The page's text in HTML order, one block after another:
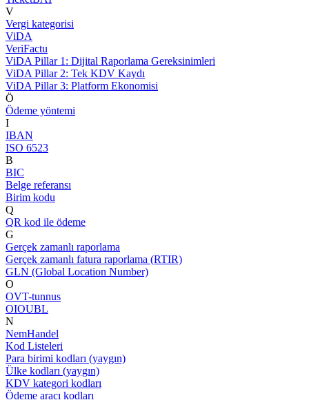
V
Vergi kategorisi
ViDA
VeriFactu
ViDA Pillar 1: Dijital Raporlama Gereksinimleri
ViDA Pillar 2: Tek KDV Kaydı
ViDA Pillar 3: Platform Ekonomisi
Ö
Ödeme yöntemi
I
IBAN
ISO 6523
B
BIC
Belge referansı
Birim kodu
Q
QR kod ile ödeme
G
Gerçek zamanlı raporlama
Gerçek zamanlı fatura raporlama (RTIR)
GLN (Global Location Number)
O
OVT-tunnus
OIOUBL
N
NemHandel
Kod Listeleri
Para birimi kodları (yaygın)
Ülke kodları (yaygın)
KDV kategori kodları
Ödeme aracı kodları